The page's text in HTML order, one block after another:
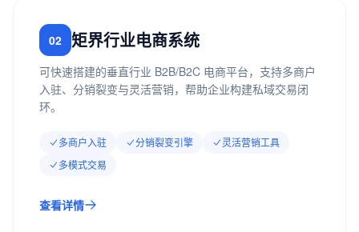
02 矩界行业电商系统
可快速搭建的垂直行业 B2B/B2C 电商平台，支持多商户
入驻、分销裂变与灵活营销，帮助企业构建私域交易闭
环。
多商户入驻 分销裂变引擎
灵活营销工具
多模式交易
查看详情